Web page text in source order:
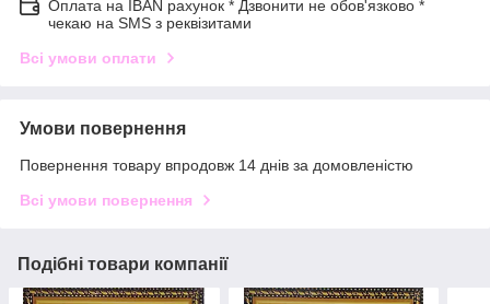
Оплата на IBAN рахунок * Дзвонити не обов'язково *
чекаю на SMS з реквізитами
Всі умови оплати
Умови повернення
Повернення товару впродовж 14 днів за домовленістю
Всі умови повернення
Подібні товари компанії